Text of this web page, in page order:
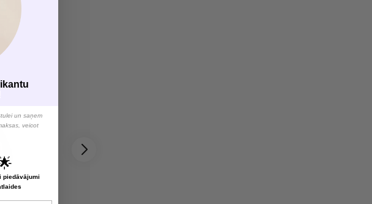
un saņem
veicot
piedāvājumi